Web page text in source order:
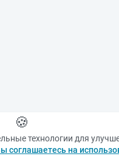
🍪
технологии для
соглашаетесь на